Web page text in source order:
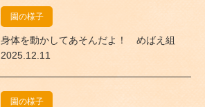
園の様子
身体を動かしてあそんだよ！ めばえ組
2025.12.11
園の様子